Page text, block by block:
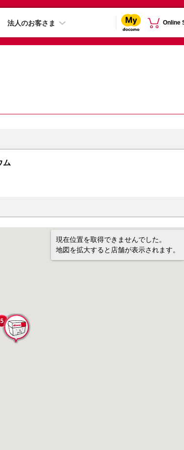
法人のお客さま Online
ム
現在位置を取得できませんでした。
地図を拡大すると店舗が表示されます。